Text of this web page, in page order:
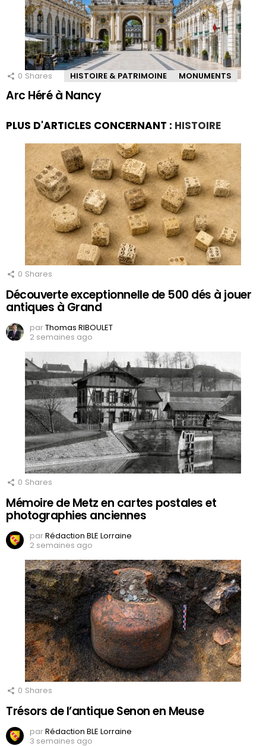
0 Shares HISTOIRE & PATRIMOINE MONUMENTS
Arc Héré à Nancy
PLUS D'ARTICLES CONCERNANT : HISTOIRE
0 Shares
Découverte exceptionnelle de 500 dés à jouer
antiques à Grand
parThomas RIBOULET
2 semaines ago
0 Shares
Mémoire de Metz en cartes postales et
photographies anciennes
parRédaction BLE Lorraine
2 semaines ago
0 Shares
Trésors de l’antique Senon en Meuse
parRédaction BLE Lorraine
3 semaines ago